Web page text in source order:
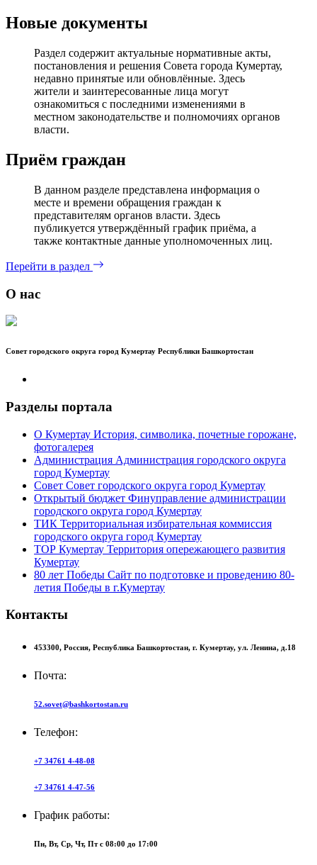
Новые документы
Раздел содержит актуальные нормативные акты,
постановления и решения Совета города Кумертау,
недавно принятые или обновлённые. Здесь
жители и заинтересованные лица могут
ознакомиться с последними изменениями в
местном законодательстве и полномочиях органов
власти.
Приём граждан
В данном разделе представлена информация о
месте и времени обращения граждан к
представителям органов власти. Здесь
публикуется утверждённый график приёма, а
также контактные данные уполномоченных лиц.
Перейти в раздел
О нас
Совет городского округа город Кумертау Республики Башкортостан
Разделы портала
О Кумертау История, символика, почетные горожане,
фотогалерея
Администрация Администрация городского округа
город Кумертау
Совет Совет городского округа город Кумертау
Открытый бюджет Финуправление администрации
городского округа город Кумертау
ТИК Территориальная избирательная коммиссия
городского округа город Кумертау
ТОР Кумертау Территория опережающего развития
Кумертау
80 лет Победы Сайт по подготовке и проведению 80-
летия Победы в г.Кумертау
Контакты
453300, Россия, Республика Башкортостан, г. Кумертау, ул. Ленина, д.18
Почта:
52.sovet@bashkortostan.ru
Телефон:
+7 34761 4-48-08
+7 34761 4-47-56
График работы:
Пн, Вт, Ср, Чт, Пт c 08:00 до 17:00